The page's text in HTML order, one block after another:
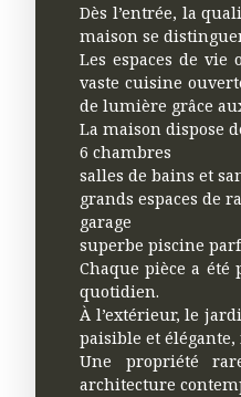
Dès l’entrée, la
maison se
Les espaces de
vaste cuisine
de lumière grâce
La maison dispose
6 chambres
salles de bains et
grands espaces de
garage
superbe piscine
Chaque pièce a
quotidien.
À l’extérieur, le
paisible et
Une propriété
architecture